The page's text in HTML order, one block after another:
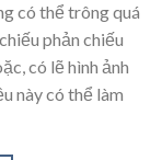
có thể trông quá
phản chiếu
có lẽ hình ảnh
này có thể làm